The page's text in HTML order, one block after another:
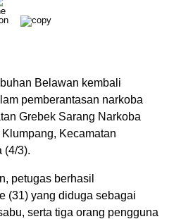
Belawan kembali
pemberantasan narkoba
Grebek Sarang Narkoba
Kecamatan
(4/3).
petugas berhasil
(31) yang diduga sebagai
serta tiga orang pengguna